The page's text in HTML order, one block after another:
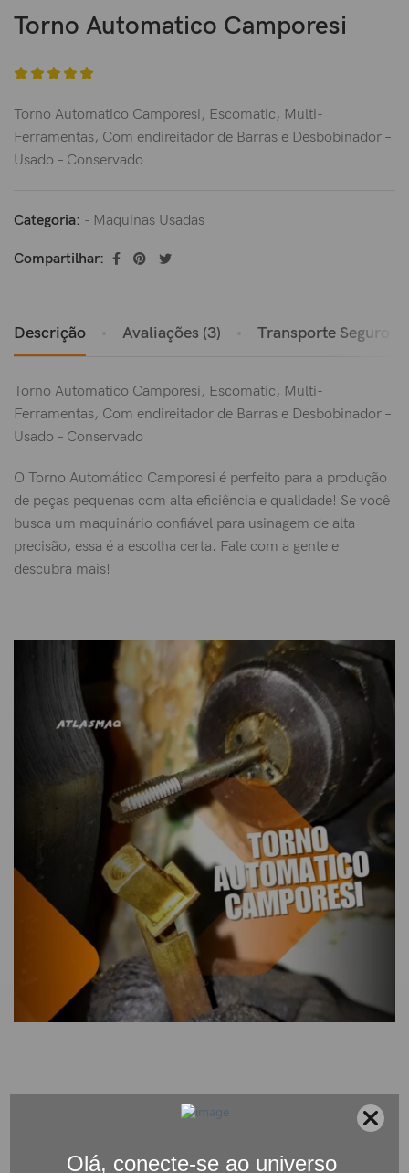
Torno Automatico Camporesi
Torno Automatico Camporesi, Escomatic, Multi-
Ferramentas, Com endireitador de Barras e Desbobinador –
Usado – Conservado
Categoria: - Maquinas Usadas
Compartilhar:
Descrição Avaliações (3) Transporte Seguro
Torno Automatico Camporesi, Escomatic, Multi-
Ferramentas, Com endireitador de Barras e Desbobinador –
Usado – Conservado
O Torno Automático Camporesi é perfeito para a produção
de peças pequenas com alta eficiência e qualidade! Se você
busca um maquinário confiável para usinagem de alta
precisão, essa é a escolha certa. Fale com a gente e
descubra mais!